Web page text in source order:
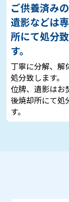
ご供養済みの
遺影などは
所にて処分
す。
丁寧に分解、解
処分致します。
位牌、遺影はお
後焼却所にて処
す。